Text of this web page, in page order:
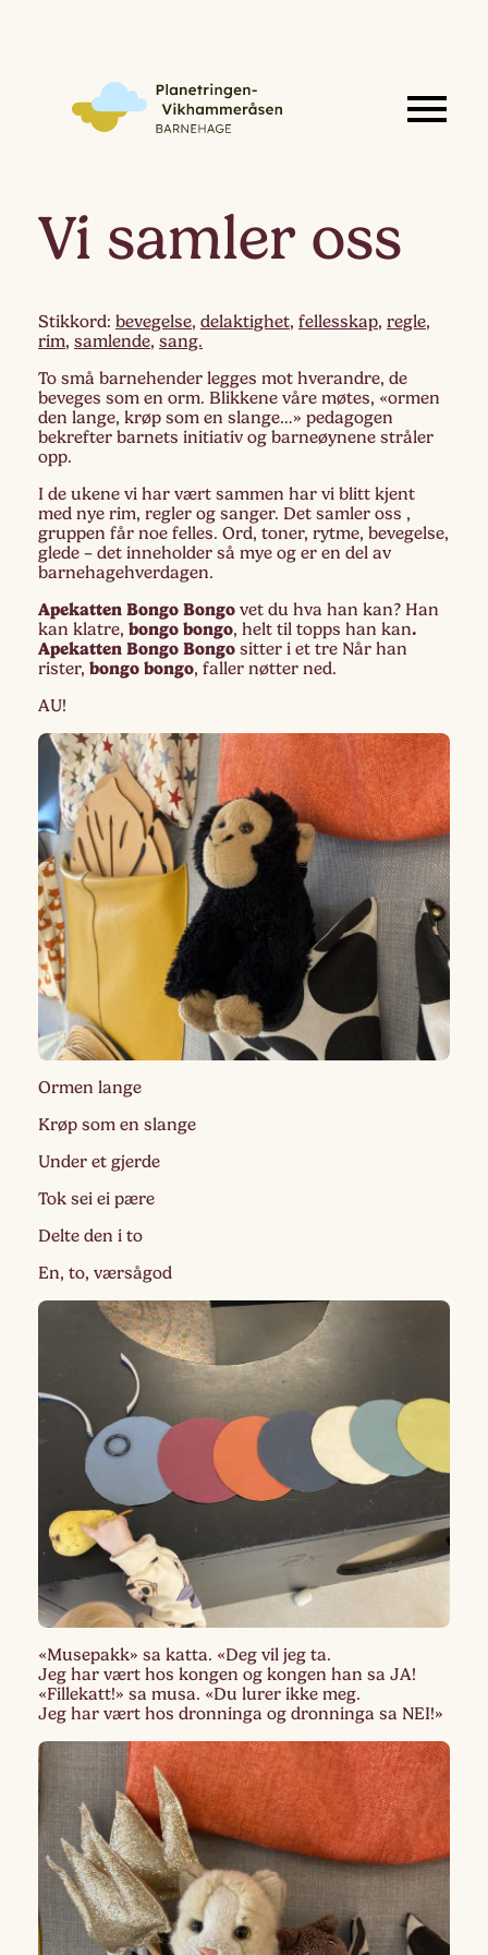
Vi samler oss
Stikkord: bevegelse, delaktighet, fellesskap, regle,
rim, samlende, sang.
To små barnehender legges mot hverandre, de
beveges som en orm. Blikkene våre møtes, «ormen
den lange, krøp som en slange…» pedagogen
bekrefter barnets initiativ og barneøynene stråler
opp.
I de ukene vi har vært sammen har vi blitt kjent
med nye rim, regler og sanger. Det samler oss ,
gruppen får noe felles. Ord, toner, rytme, bevegelse,
glede – det inneholder så mye og er en del av
barnehagehverdagen.
Apekatten Bongo Bongo vet du hva han kan? Han
kan klatre, bongo bongo, helt til topps han kan.
Apekatten Bongo Bongo sitter i et tre Når han
rister, bongo bongo, faller nøtter ned.
AU!
Ormen lange
Krøp som en slange
Under et gjerde
Tok sei ei pære
Delte den i to
En, to, værsågod
«Musepakk» sa katta. «Deg vil jeg ta.
Jeg har vært hos kongen og kongen han sa JA!
«Fillekatt!» sa musa. «Du lurer ikke meg.
Jeg har vært hos dronninga og dronninga sa NEI!»